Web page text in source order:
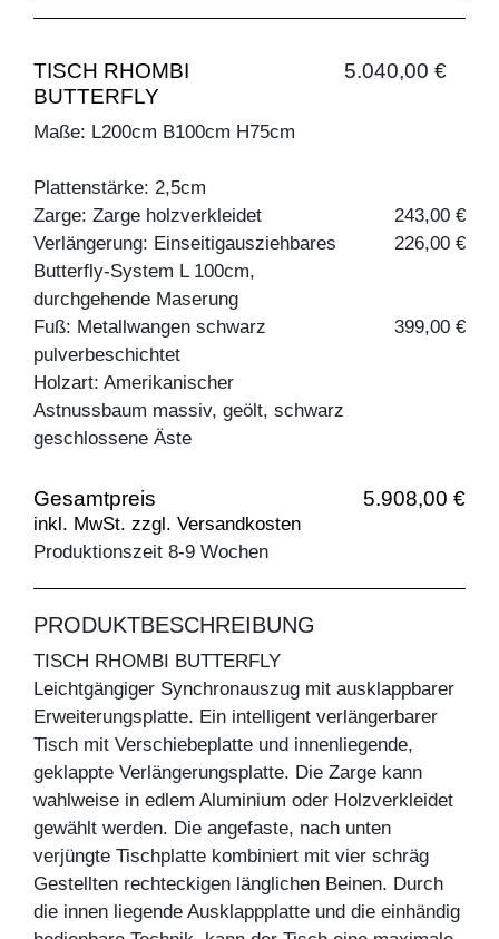
TISCH RHOMBI
BUTTERFLY
5.040,00 €
Maße: L200cm B100cm H75cm
Plattenstärke: 2,5cm
Zarge: Zarge holzverkleidet
243,00 €
Verlängerung: Einseitigausziehbares
Butterfly-System L 100cm,
durchgehende Maserung
226,00 €
Fuß: Metallwangen schwarz
pulverbeschichtet
399,00 €
Holzart: Amerikanischer
Astnussbaum massiv, geölt, schwarz
geschlossene Äste
Gesamtpreis 5.908,00 €
inkl. MwSt. zzgl. Versandkosten
Produktionszeit 8-9 Wochen
PRODUKTBESCHREIBUNG
TISCH RHOMBI BUTTERFLY
Leichtgängiger Synchronauszug mit ausklappbarer
Erweiterungsplatte. Ein intelligent verlängerbarer
Tisch mit Verschiebeplatte und innenliegende,
geklappte Verlängerungsplatte. Die Zarge kann
wahlweise in edlem Aluminium oder Holzverkleidet
gewählt werden. Die angefaste, nach unten
verjüngte Tischplatte kombiniert mit vier schräg
Gestellten rechteckigen länglichen Beinen. Durch
die innen liegende Ausklappplatte und die einhändig